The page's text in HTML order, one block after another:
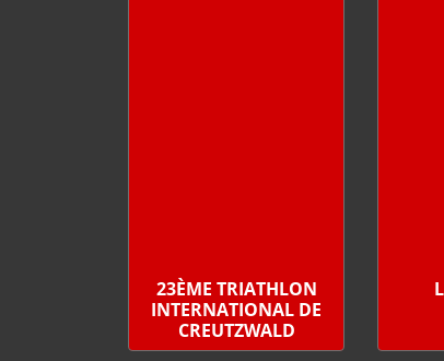
23ÈME TRIATHLON
INTERNATIONAL DE
CREUTZWALD